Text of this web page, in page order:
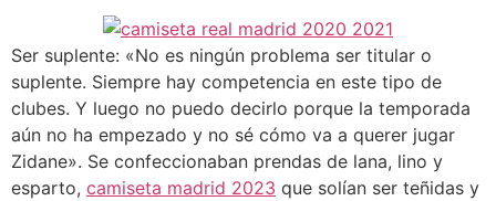
Ser suplente: «No es ningún problema ser titular o
suplente. Siempre hay competencia en este tipo de
clubes. Y luego no puedo decirlo porque la temporada
aún no ha empezado y no sé cómo va a querer jugar
Zidane». Se confeccionaban prendas de lana, lino y
esparto, camiseta madrid 2023 que solían ser teñidas y